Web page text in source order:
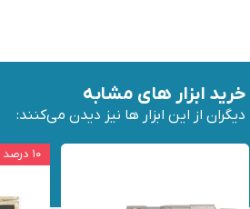
۱۰ درصد
خرید ابزار های مشابه
دیگران از این ابزار ها نیز دیدن می‌کنند: